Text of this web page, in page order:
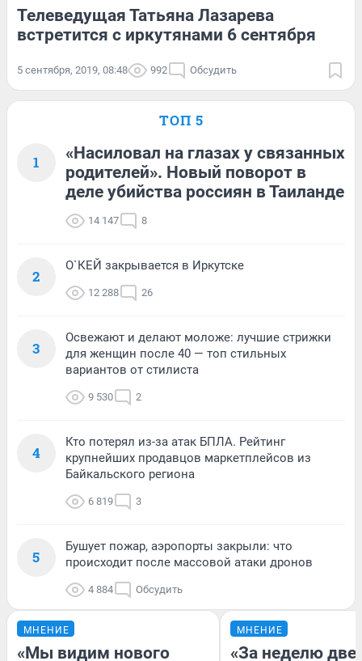
Телеведущая Татьяна Лазарева
встретится с иркутянами 6 сентября
5 сентября, 2019, 08:48 992 Обсудить
ТОП 5
1
«Насиловал на глазах у связанных
родителей». Новый поворот в
деле убийства россиян в Таиланде
14 147 8
2
О`КЕЙ закрывается в Иркутске
12 288 26
3
Освежают и делают моложе: лучшие стрижки
для женщин после 40 — топ стильных
вариантов от стилиста
9 530 2
4
Кто потерял из-за атак БПЛА. Рейтинг
крупнейших продавцов маркетплейсов из
Байкальского региона
6 819 3
5
Бушует пожар, аэропорты закрыли: что
происходит после массовой атаки дронов
4 884 Обсудить
МНЕНИЕ
«Мы видим нового
МНЕНИЕ
«За неделю две